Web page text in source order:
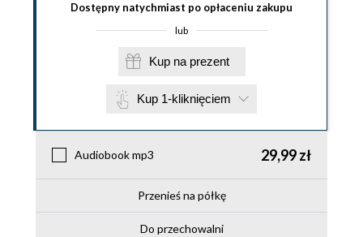
Dostępny natychmiast po opłaceniu zakupu
lub
Kup na prezent
Kup 1-kliknięciem
Audiobook mp3 29,99 zł
Przenieś na półkę
Do przechowalni